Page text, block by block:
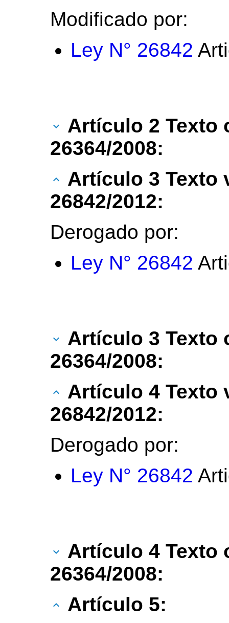
Modificado por:
Ley N° 26842
Artículo 2 Texto
26364/2008:
Artículo 3 Texto
26842/2012:
Derogado por:
Ley N° 26842
Artículo 3 Texto
26364/2008:
Artículo 4 Texto
26842/2012:
Derogado por:
Ley N° 26842
Artículo 4 Texto
26364/2008:
Artículo 5: